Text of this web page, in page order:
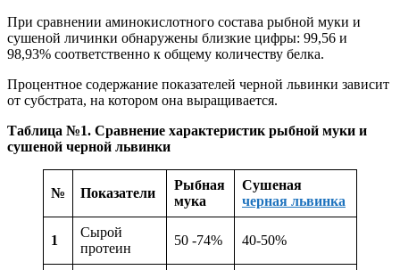
При сравнении аминокислотного состава рыбной муки и
сушеной личинки обнаружены близкие цифры: 99,56 и
98,93% соответственно к общему количеству белка.
Процентное содержание показателей черной львинки зависит
от субстрата, на котором она выращивается.
Таблица №1. Сравнение характеристик рыбной муки и
сушеной черной львинки
№ Показатели
Рыбная
мука
Сушеная
черная львинка
1
Сырой
протеин
50 -74% 40-50%